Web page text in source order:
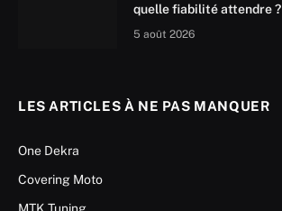
quelle fiabilité attendre ?
5 août 2026
LES ARTICLES À NE PAS MANQUER
One Dekra
Covering Moto